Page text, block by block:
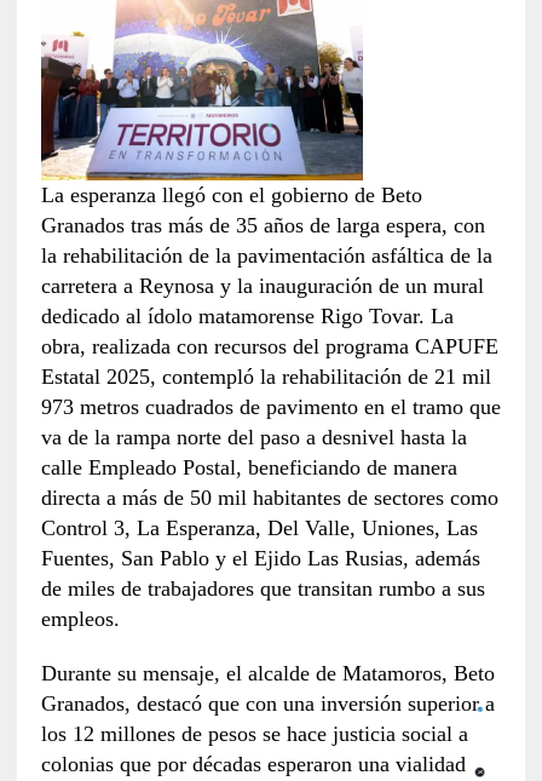
La esperanza llegó con el gobierno de Beto
Granados tras más de 35 años de larga espera, con
la rehabilitación de la pavimentación asfáltica de la
carretera a Reynosa y la inauguración de un mural
dedicado al ídolo matamorense Rigo Tovar. La
obra, realizada con recursos del programa CAPUFE
Estatal 2025, contempló la rehabilitación de 21 mil
973 metros cuadrados de pavimento en el tramo que
va de la rampa norte del paso a desnivel hasta la
calle Empleado Postal, beneficiando de manera
directa a más de 50 mil habitantes de sectores como
Control 3, La Esperanza, Del Valle, Uniones, Las
Fuentes, San Pablo y el Ejido Las Rusias, además
de miles de trabajadores que transitan rumbo a sus
empleos.
Durante su mensaje, el alcalde de Matamoros, Beto
Granados, destacó que con una inversión superior a
los 12 millones de pesos se hace justicia social a
colonias que por décadas esperaron una vialidad